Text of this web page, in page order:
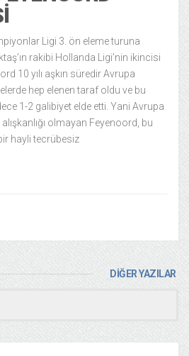
Ligi 3. ön eleme turuna
rakibi Hollanda Ligi’nin ikincisi
10 yılı aşkın süredir Avrupa
hep elenen taraf oldu ve bu
1-2 galibiyet elde etti. Yani Avrupa
olmayan Feyenoord, bu
hayli tecrübesiz
DİĞER YAZILAR